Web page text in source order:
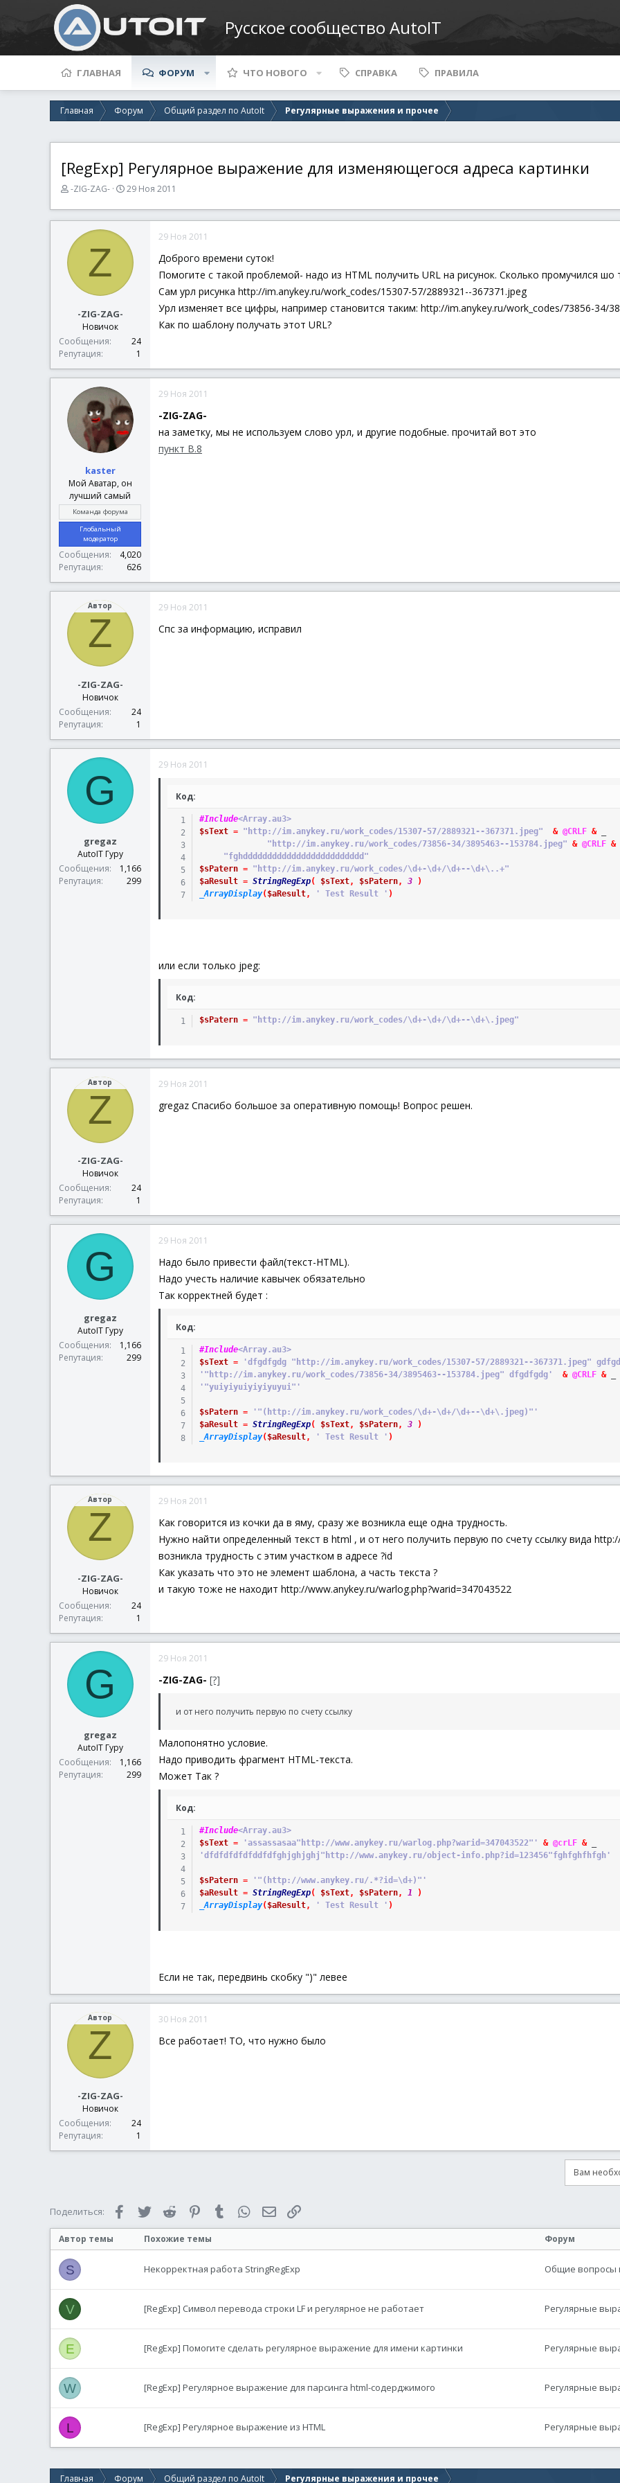
Русское сообщество AutoIT
ГЛАВНАЯ ФОРУМ ЧТО НОВОГО СПРАВКА ПРАВИЛА
Главная Форум Общий раздел по AutoIt Регулярные выражения и прочее
[RegExp] Регулярное выражение для изменяющегося адреса картинки
А
т
р
т
м
ы
-ZIG-ZAG-
Д
т
а
а
29 Ноя 2011
Z
-ZIG-ZAG-
Новичок
Сообщения
24
Репутация
1
29 Ноя 2011
Доброго времени суток!
Помогите с такой проблемой- надо из HTML получить URL на рисунок. Сколько промучился шо
Сам урл рисунка http://im.anykey.ru/work_codes/15307-57/2889321--367371.jpeg
Урл изменяет все цифры, например становится таким: http://im.anykey.ru/work_codes/73856-34/
Как по шаблону получать этот URL?
kaster
Мой Аватар, он
лучший самый
Команда форума
Глобальный
модератор
Сообщения
4,020
Репутация
626
29 Ноя 2011
-ZIG-ZAG-
на заметку, мы не используем слово урл, и другие подобные. прочитай вот это
пункт В.8
Автор
Z
-ZIG-ZAG-
Новичок
Сообщения
24
Репутация
1
29 Ноя 2011
Спс за информацию, исправил
G
gregaz
AutoIT Гуру
Сообщения
1,166
Репутация
299
29 Ноя 2011
Код:
#Include<Array.au3>
$sText = "http://im.anykey.ru/work_codes/15307-57/2889321--367371.jpeg" & @CRLF &
"http://im.anykey.ru/work_codes/73856-34/3895463--153784.jpeg" & @CRLF &
"fghddddddddddddddddddddddddd"
$sPatern =
"http://im.anykey.ru/work_codes/\d+-\d+/\d+--\d+\..+"
$aResult = StringRegExp( $sText, $sPatern, 3
)
_ArrayDisplay($aResult, ' Test Result ' )
или если только jpeg:
Код:
$sPatern = "http://im.anykey.ru/work_codes/\d+-\d+/\d+--\d+\.jpeg"
Автор
Z
-ZIG-ZAG-
Новичок
Сообщения
24
Репутация
1
29 Ноя 2011
gregaz Спасибо большое за оперативную помощь! Вопрос решен.
G
gregaz
AutoIT Гуру
Сообщения
1,166
Репутация
299
29 Ноя 2011
Надо было привести файл(текст-HTML).
Надо учесть наличие кавычек обязательно
Так корректней будет :
Код:
#Include<Array.au3>
$sText =
'dfgdfgdg "http://im.anykey.ru/work_codes/15307-57/2889321--367371.jpeg"
'"http://im.anykey.ru/work_codes/73856-34/3895463--153784.jpeg" dfgdfgdg'
& @CRLF &
'"yuiyiyuiyiyiyuyui"'
$sPatern =
'"(http://im.anykey.ru/work_codes/\d+-\d+/\d+--\d+\.jpeg)"'
$aResult = StringRegExp( $sText, $sPatern, 3
)
_ArrayDisplay( $aResult, ' Test Result ' )
Автор
Z
-ZIG-ZAG-
Новичок
Сообщения
24
Репутация
1
29 Ноя 2011
Как говорится из кочки да в яму, сразу же возникла еще одна трудность.
Нужно найти определенный текст в html , и от него получить первую по счету ссылку вида
возникла трудность с этим участком в адресе ?id
Как указать что это не элемент шаблона, а часть текста ?
и такую тоже не находит http://www.anykey.ru/warlog.php?warid=347043522
G
gregaz
AutoIT Гуру
Сообщения
1,166
Репутация
299
29 Ноя 2011
-ZIG-ZAG- [?]
и от него получить первую по счету ссылку
Малопонятно условие.
Надо приводить фрагмент HTML-текста.
Может Так ?
Код:
#Include<Array.au3>
$sText = 'assassasaa"http://www.anykey.ru/warlog.php?warid=347043522"' & @crLF &
'dfdfdfdfdfddfdfghjghjghj"http://www.anykey.ru/object-info.php?id=123456"fghfghfhfgh'
$sPatern =
'"(http://www.anykey.ru/.*?id=\d+)"'
$aResult = StringRegExp( $sText, $sPatern, 1
)
_ArrayDisplay($aResult, ' Test Result ' )
Если не так, передвинь скобку ")" левее
Автор
Z
-ZIG-ZAG-
Новичок
Сообщения
24
Репутация
1
30 Ноя 2011
Все работает! ТО, что нужно было
Вам
Поделиться: FacebookTwitter Reddit PinterestTumblr WhatsAppЭлектронная почта
Автор темы Похожие темы Форум
S Некорректная работа StringRegExp Общие вопросы
V [RegExp] Символ перевода строки LF и регулярное не работает Регулярные
E [RegExp] Помогите сделать регулярное выражение для имени картинки Регулярные
W [RegExp] Регулярное выражение для парсинга html-содерджимого Регулярные
L [RegExp] Регулярное выражение из HTML Регулярные
Главная Форум Общий раздел по AutoIt Регулярные выражения и прочее